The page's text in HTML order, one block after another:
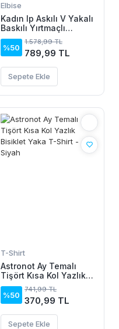
Elbise
Kadın Ip Askılı V Yakalı
Baskılı Yırtmaçlı
Süprem Uzun Elbise
%50
1.578,99 TL
789,99 TL
Sepete Ekle
T-Shirt
Astronot Ay Temalı
Tişört Kısa Kol Yazlık
Bisiklet Yaka T-Shirt -
Siyah
%50
741,99 TL
370,99 TL
Sepete Ekle